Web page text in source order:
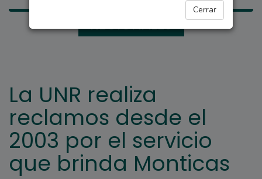
Cerrar
REGIONALES
La UNR realiza
reclamos desde el
2003 por el servicio
que brinda Monticas